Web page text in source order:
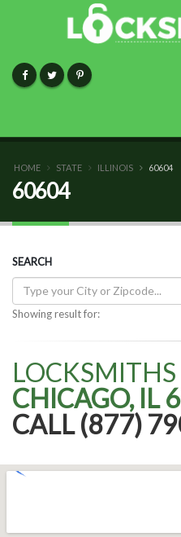
HOME STATE ILLINOIS 60604
60604
SEARCH
Showing result for:
LOCKSMITHS
CHICAGO, IL
CALL (877)